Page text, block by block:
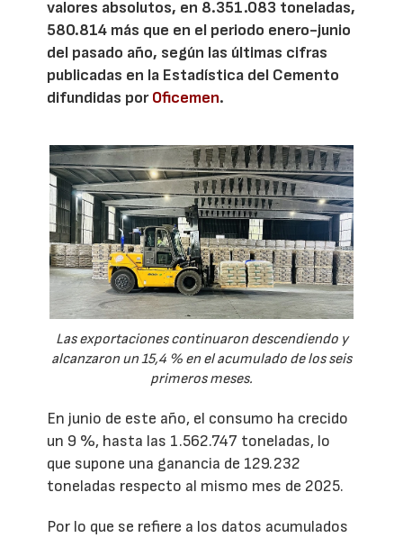
valores absolutos, en 8.351.083 toneladas,
580.814 más que en el periodo enero-junio
del pasado año, según las últimas cifras
publicadas en la Estadística del Cemento
difundidas porOficemen.
Las exportaciones continuaron descendiendo y
alcanzaron un 15,4 % en el acumulado de los seis
primeros meses.
En junio de este año, el consumo ha crecido
un 9 %, hasta las 1.562.747 toneladas, lo
que supone una ganancia de 129.232
toneladas respecto al mismo mes de 2025.
Por lo que se refiere a los datos acumulados